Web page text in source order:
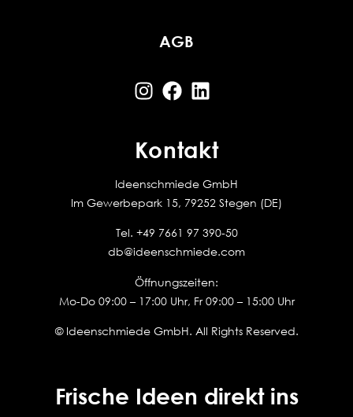
AGB
Kontakt
Ideenschmiede GmbH
Im Gewerbepark 15, 79252 Stegen (DE)
Tel. +49 7661 97 390-50
db@ideenschmiede.com
Öffnungszeiten:
Mo-Do 09:00 – 17:00 Uhr, Fr 09:00 – 15:00 Uhr
© Ideenschmiede GmbH. All Rights Reserved.
Frische Ideen direkt ins